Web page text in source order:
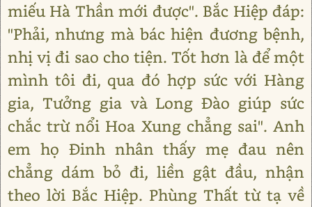
miếu Hà Thần mới được". Bắc Hiệp đáp:
"Phải, nhưng mà bác hiện đương bệnh,
nhị vị đi sao cho tiện. Tốt hơn là để một
mình tôi đi, qua đó hợp sức với Hàng
gia, Tưởng gia và Long Đào giúp sức
chắc trừ nổi Hoa Xung chẳng sai". Anh
em họ Đinh nhân thấy mẹ đau nên
chẳng dám bỏ đi, liền gật đầu, nhận
theo lời Bắc Hiệp. Phùng Thất từ tạ về